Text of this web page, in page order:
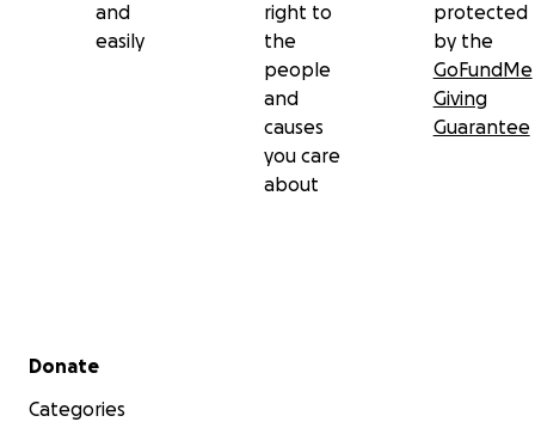
and
easily
right to
the
people
and
causes
you care
about
protected
by the
GoFundMe
Giving
Guarantee
Secondary menu
Donate
Categories